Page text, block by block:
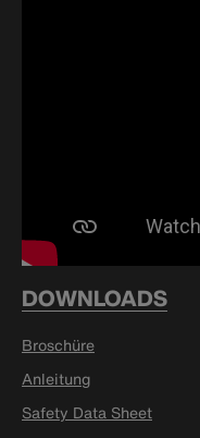
DOWNLOADS
Broschüre
Anleitung
Safety Data Sheet